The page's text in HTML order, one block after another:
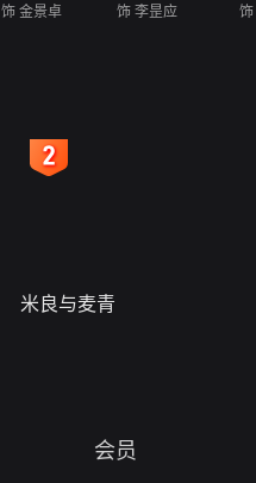
饰 金景卓 饰 李昰应
米良与麦青
会员